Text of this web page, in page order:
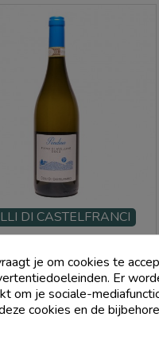
ervaring te
DI CASTELFRANCI
Colli Di Castelfranci
Prijs
€ 14,01
je om cookies te
Er
om je sociale-
cookies en de